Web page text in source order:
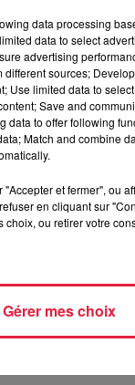
de la flamme
de deux
Eisenthür. Loin
du lieu. Un
data processing
data to select
advertising
different sources;
Use limited data to
Save and
data to offer following
Match and combine
et fermer", ou
en cliquant sur
choix, ou retirer votre
Gérer mes choix